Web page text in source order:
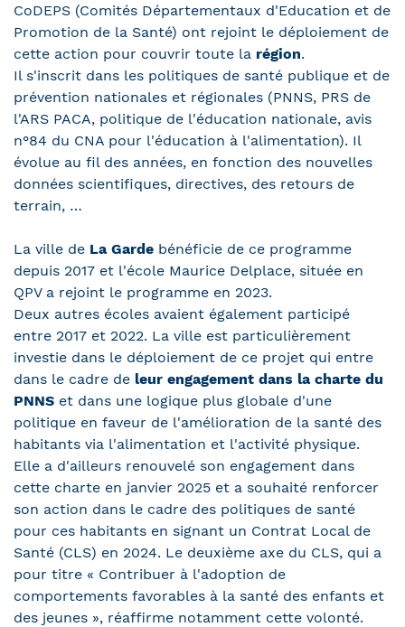
CoDEPS (Comités Départementaux d'Education et de
Promotion de la Santé) ont rejoint le déploiement de
cette action pour couvrir toute la région.
Il s'inscrit dans les politiques de santé publique et de
prévention nationales et régionales (PNNS, PRS de
l'ARS PACA, politique de l'éducation nationale, avis
n°84 du CNA pour l'éducation à l'alimentation). Il
évolue au fil des années, en fonction des nouvelles
données scientifiques, directives, des retours de
terrain, …
La ville de La Garde bénéficie de ce programme
depuis 2017 et l'école Maurice Delplace, située en
QPV a rejoint le programme en 2023.
Deux autres écoles avaient également participé
entre 2017 et 2022. La ville est particulièrement
investie dans le déploiement de ce projet qui entre
dans le cadre de leur engagement dans la charte du
PNNS et dans une logique plus globale d'une
politique en faveur de l'amélioration de la santé des
habitants via l'alimentation et l'activité physique.
Elle a d'ailleurs renouvelé son engagement dans
cette charte en janvier 2025 et a souhaité renforcer
son action dans le cadre des politiques de santé
pour ces habitants en signant un Contrat Local de
Santé (CLS) en 2024. Le deuxième axe du CLS, qui a
pour titre « Contribuer à l'adoption de
comportements favorables à la santé des enfants et
des jeunes », réaffirme notamment cette volonté.